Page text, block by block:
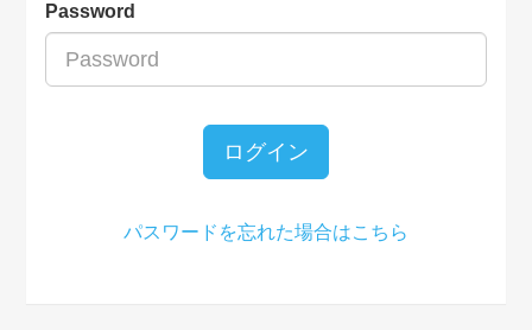
Password
ログイン
パスワードを忘れた場合はこちら